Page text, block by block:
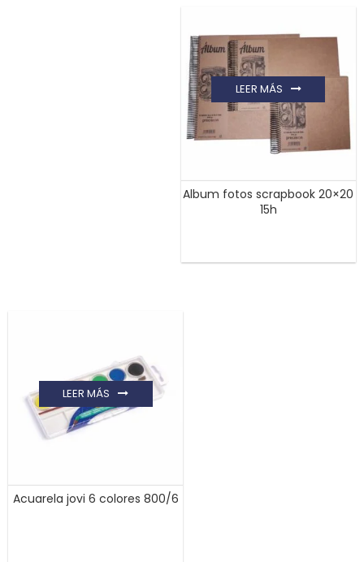
Album fotos scrapbook 20×20
15h
LEER MÁS
Acuarela jovi 6 colores 800/6
LEER MÁS